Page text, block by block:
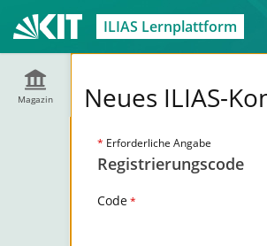
ILIAS Lernplattform
Magazin Neues ILIAS-
* Erforderliche Angabe
Registrierungscode
Code*